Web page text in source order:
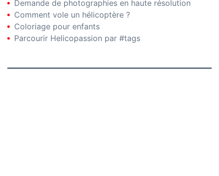
Demande de photographies en haute résolution
Comment vole un hélicoptère ?
Coloriage pour enfants
Parcourir Helicopassion par #tags